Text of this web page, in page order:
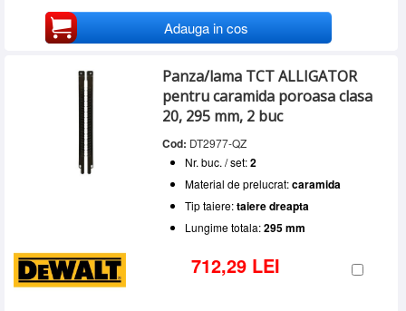
Adauga in cos
Panza/lama TCT ALLIGATOR
pentru caramida poroasa clasa
20, 295 mm, 2 buc
Cod: DT2977-QZ
Nr. buc. / set:2
Material de prelucrat:caramida
Tip taiere:taiere dreapta
Lungime totala:295 mm
712,29 LEI